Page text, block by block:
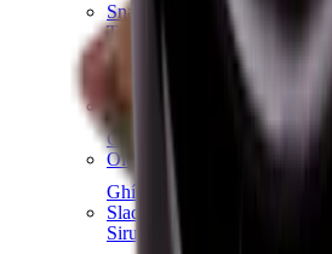
Snacky
Tyčinky
Crackery
Další kategorie
Obiloviny a luštěniny
Čočka
Bulgur Kuskus
Oleje a másla
Ghí máslo
Sladidla a dochucovadla
Sirupy
Cukry a alternativní